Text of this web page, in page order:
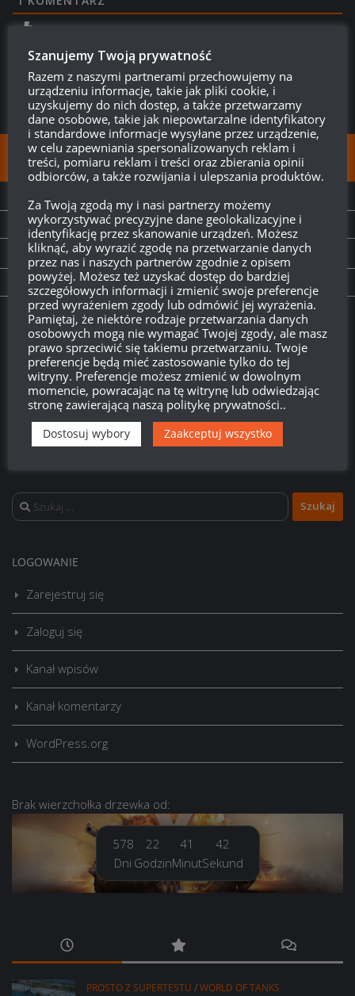
FOLLOW:
NEXT STORY
Przerwa w dostępie do serwerów 16.09
PREVIOUS STORY
Nowe pojazdy 9 tieru – B1 Draco i Challenger 2
Twitch.tv - Zurugula
Szukaj:
LOGOWANIE
Zarejestruj się
Zaloguj się
Kanał wpisów
Kanał komentarzy
WordPress.org
Brak wierzchołka drzewka od:
578
Dni
22
Godzin
41
Minut
43
Sekund
PROSTO Z SUPERTESTU /WORLD OF TANKS
Szanujemy Twoją prywatność
Razem z naszymi partnerami przechowujemy na
urządzeniu informacje, takie jak pliki cookie, i
uzyskujemy do nich dostęp, a także przetwarzamy
dane osobowe, takie jak niepowtarzalne identyfikatory
i standardowe informacje wysyłane przez urządzenie,
w celu zapewniania spersonalizowanych reklam i
treści, pomiaru reklam i treści oraz zbierania opinii
odbiorców, a także rozwijania i ulepszania produktów.
Za Twoją zgodą my i nasi partnerzy możemy
wykorzystywać precyzyjne dane geolokalizacyjne i
identyfikację przez skanowanie urządzeń. Możesz
kliknąć, aby wyrazić zgodę na przetwarzanie danych
przez nas i naszych partnerów zgodnie z opisem
powyżej. Możesz też uzyskać dostęp do bardziej
szczegółowych informacji i zmienić swoje preferencje
przed wyrażeniem zgody lub odmówić jej wyrażenia.
Pamiętaj, że niektóre rodzaje przetwarzania danych
osobowych mogą nie wymagać Twojej zgody, ale masz
prawo sprzeciwić się takiemu przetwarzaniu. Twoje
preferencje będą mieć zastosowanie tylko do tej
witryny. Preferencje możesz zmienić w dowolnym
momencie, powracając na tę witrynę lub odwiedzając
stronę zawierającą naszą politykę prywatności..
Dostosuj wybory Zaakceptuj wszystko